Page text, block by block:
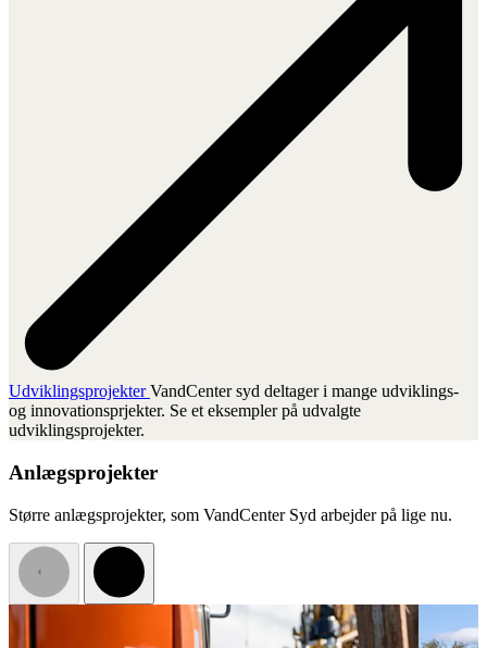
Udvik­lings­pro­jek­terVandCenter syd deltager i mange udviklings-
og innovationsprjekter. Se et eksempler på udvalgte
udviklingsprojekter.
Anlægsprojekter
Større anlægsprojekter, som VandCenter Syd arbejder på lige nu.